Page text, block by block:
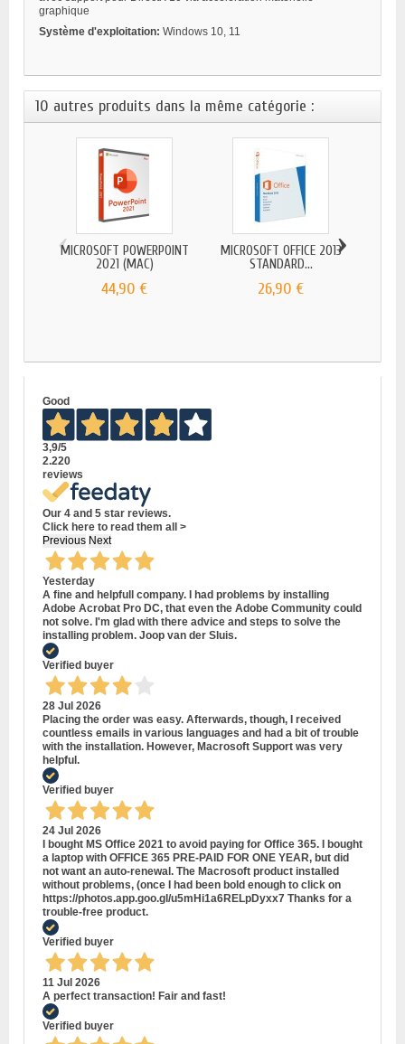
graphique
Système d'exploitation: Windows 10, 11
10 autres produits dans la même catégorie :
MICROSOFT POWERPOINT
2021 (MAC)
44,90 €
MICROSOFT OFFICE 2013
STANDARD...
26,90 €
‹ ›
Good
3,9/5
2.220
reviews
Our 4 and 5 star reviews.
Click here to read them all >
Previous Next
Yesterday
A fine and helpfull company. I had problems by installing
Adobe Acrobat Pro DC, that even the Adobe Community could
not solve. I'm glad with there advice and steps to solve the
installing problem. Joop van der Sluis.
Verified buyer
28 Jul 2026
Placing the order was easy. Afterwards, though, I received
countless emails in various languages and had a bit of trouble
with the installation. However, Macrosoft Support was very
helpful.
Verified buyer
24 Jul 2026
I bought MS Office 2021 to avoid paying for Office 365. I bought
a laptop with OFFICE 365 PRE-PAID FOR ONE YEAR, but did
not want an auto-renewal. The Macrosoft product installed
without problems, (once I had been bold enough to click on
https://photos.app.goo.gl/u5mHi1a6RELpDyxx7 Thanks for a
trouble-free product.
Verified buyer
11 Jul 2026
A perfect transaction! Fair and fast!
Verified buyer